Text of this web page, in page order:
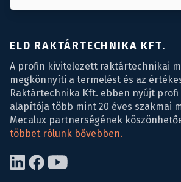
ELD RAKTÁRTECHNIKA KFT.
A profin kivitelezett raktártechnikai
megkönnyíti a termelést és az
Raktártechnika Kft. ebben nyújt
alapítója több mint 20 éves szakmai
Mecalux partnerségének
többet rólunk bővebben.